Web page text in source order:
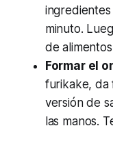
minuto.
de
Formar el
furikake, da
versión de
las manos.